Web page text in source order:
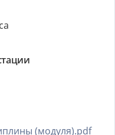
(модуля).pdf